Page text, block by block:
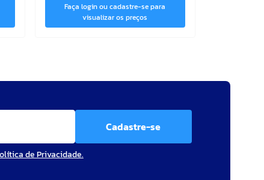
Faça login ou cadastre-se para
visualizar os preços
Cadastre-se
de Privacidade.